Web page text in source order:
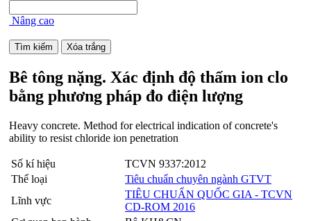
Nâng cao
Bê tông nặng. Xác định độ thấm ion clo
bằng phương pháp đo điện lượng
Heavy concrete. Method for electrical indication of concrete's
ability to resist chloride ion penetration
Số kí hiệu
TCVN 9337:2012
Thể loại
Tiêu chuẩn chuyên ngành GTVT
Lĩnh vực
TIÊU CHUẨN QUỐC GIA - TCVN
CD-ROM 2016